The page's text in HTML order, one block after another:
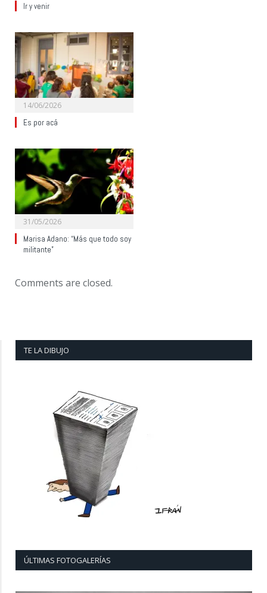
Ir y venir
14/06/2026
Es por acá
31/05/2026
Marisa Adano: “Más que todo soy
militante”
Comments are closed.
TE LA DIBUJO
ÚLTIMAS FOTOGALERÍAS